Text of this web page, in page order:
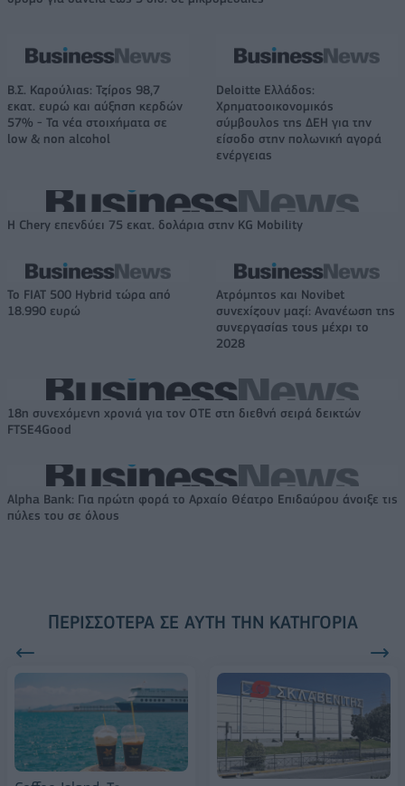
Β.Σ. Καρούλιας: Τζίρος 98,7
εκατ. ευρώ και αύξηση κερδών
57% - Τα νέα στοιχήματα σε
low & non alcohol
Deloitte Ελλάδος:
Χρηματοοικονομικός
σύμβουλος της ΔΕΗ για την
είσοδο στην πολωνική αγορά
ενέργειας
Η Chery επενδύει 75 εκατ. δολάρια στην KG Mobility
Το FIAT 500 Hybrid τώρα από
18.990 ευρώ
Ατρόμητος και Novibet
συνεχίζουν μαζί: Ανανέωση της
συνεργασίας τους μέχρι το
2028
18η συνεχόμενη χρονιά για τον ΟΤΕ στη διεθνή σειρά δεικτών
FTSE4Good
Alpha Bank: Για πρώτη φορά το Αρχαίο Θέατρο Επιδαύρου άνοιξε τις
πύλες του σε όλους
ΠΕΡΙΣΣΌΤΕΡΑ ΣΕ ΑΥΤΉ ΤΗΝ ΚΑΤΗΓΟΡΊΑ